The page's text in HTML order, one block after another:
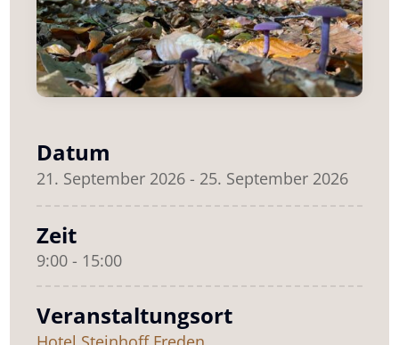
Datum
21. September 2026 - 25. September 2026
Zeit
9:00 - 15:00
Veranstaltungsort